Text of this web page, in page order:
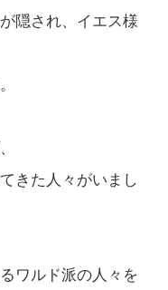
隠され、イエス様
きた人々がいまし
ワルド派の人々を